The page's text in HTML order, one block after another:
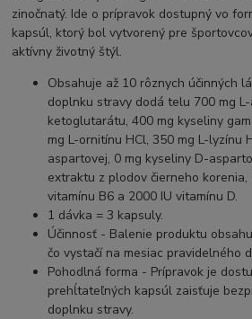
zinočnatý. Ide o prípravok dostupný vo
kapsúl, ktorý bol vytvorený pre
aktívny životný štýl.
Obsahuje až 10 rôznych účinných
doplnku stravy dodá telu 700 mg
ketoglutarátu, 400 mg kyseliny
mg L-ornitínu HCl, 350 mg L-lyzínu
aspartovej, 0 mg kyseliny D-
extraktu z plodov čierneho korenia,
vitamínu B6 a 2000 IU vitamínu D.
1 dávka = 3 kapsuly.
Účinnosť - Balenie produktu
čo vystačí na mesiac pravidelného
Pohodlná forma - Prípravok je
prehĺtateľných kapsúl zaisťuje
doplnku stravy.